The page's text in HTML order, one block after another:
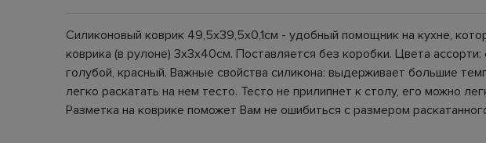
Силиконовый коврик 49,5х39,5х0,1см - удобный помощник на кухне,
коврика (в рулоне) 3х3х40см. Поставляется без коробки. Цвета
голубой, красный. Важные свойства силикона: выдерживает большие
легко раскатать на нем тесто. Тесто не прилипнет к столу, его можно
Разметка на коврике поможет Вам не ошибиться с размером